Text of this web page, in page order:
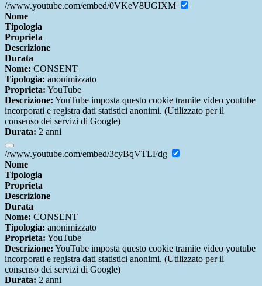
//www.youtube.com/embed/0VKeV8UGIXM
Nome
Tipologia
Proprieta
Descrizione
Durata
Nome: CONSENT
Tipologia: anonimizzato
Proprieta: YouTube
Descrizione: YouTube imposta questo cookie tramite video youtube
incorporati e registra dati statistici anonimi. (Utilizzato per il
consenso dei servizi di Google)
Durata: 2 anni
//www.youtube.com/embed/3cyBqVTLFdg
Nome
Tipologia
Proprieta
Descrizione
Durata
Nome: CONSENT
Tipologia: anonimizzato
Proprieta: YouTube
Descrizione: YouTube imposta questo cookie tramite video youtube
incorporati e registra dati statistici anonimi. (Utilizzato per il
consenso dei servizi di Google)
Durata: 2 anni